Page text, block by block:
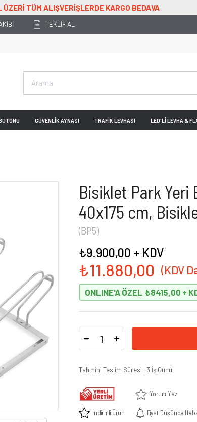
TEKLİF AL
GÜVENLİK AYNASI TRAFİK LEVHASI LED'Lİ LEVHA &
Bisiklet Park Yeri
40x175 cm,
(BP5)
₺11.880,00
₺9.900,00 + KDV
ONLINE'A ÖZEL ₺8415,00
Tahmini Teslim Süresi : 3 İş Günü
Yorum Yaz
İndirimli Ürün Fiyat Düşünce